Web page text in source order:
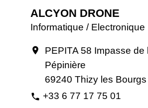
ALCYON DRONE
Informatique / Electronique
location_on
PEPITA 58 Impasse de
Pépinière
69240 Thizy les Bourgs
phone +33 6 77 17 75 01